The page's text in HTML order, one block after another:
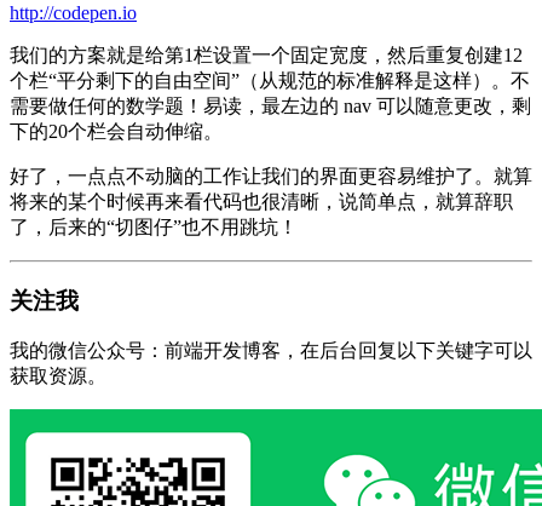
http://codepen.io
我们的方案就是给第1栏设置一个固定宽度，然后重复创建12
个栏“平分剩下的自由空间”（从规范的标准解释是这样）。不
需要做任何的数学题！易读，最左边的 nav 可以随意更改，剩
下的20个栏会自动伸缩。
好了，一点点不动脑的工作让我们的界面更容易维护了。就算
将来的某个时候再来看代码也很清晰，说简单点，就算辞职
了，后来的“切图仔”也不用跳坑！
关注我
我的微信公众号：前端开发博客，在后台回复以下关键字可以
获取资源。